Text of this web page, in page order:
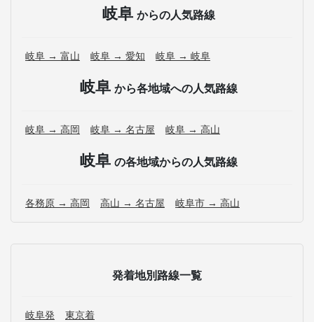
岐阜 からの人気路線
岐阜 → 富山 岐阜 → 愛知 岐阜 → 岐阜
岐阜 から各地域への人気路線
岐阜 → 高岡 岐阜 → 名古屋 岐阜 → 高山
岐阜 の各地域からの人気路線
各務原 → 高岡 高山 → 名古屋 岐阜市 → 高山
発着地別路線一覧
岐阜発 東京着